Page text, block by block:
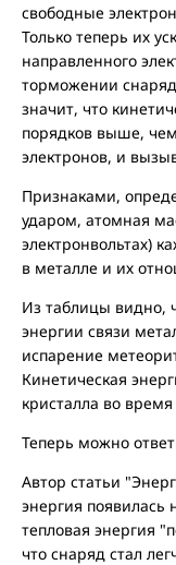
свободные
Только теперь их
направленного
торможении
значит, что
порядков выше,
электронов, и
Признаками,
ударом, атомная
электронвольтах)
в металле и их
Из таблицы видно,
энергии связи
испарение
Кинетическая
кристалла во
Теперь можно
Автор статьи
энергия появилась
тепловая энергия
что снаряд стал